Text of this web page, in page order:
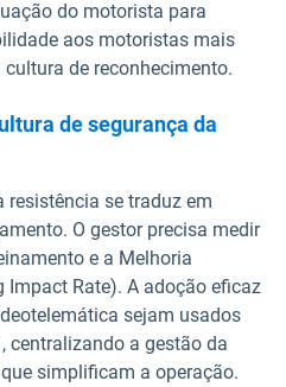
do motorista para
aos motoristas mais
de reconhecimento.
de segurança da
resistência se traduz em
O gestor precisa medir
e a Melhoria
Impact Rate). A adoção eficaz
sejam usados
centralizando a gestão da
simplificam a operação.